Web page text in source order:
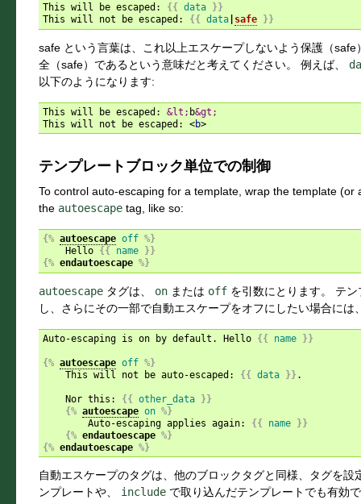
This will be escaped: {{ data
}}
This will not be escaped: {{ data| safe }}
safe という言葉は、これ以上エスケープしないよう保護（
全（safe）であるという意味だと考えてください。 例えば、
以下のようになります:
This will be escaped: &lt; b&gt;
This will not be escaped: <b>
テンプレートブロック単位での制御
To control auto-escaping for a template, wrap the template
the autoescape tag, like so:
{% autoescape off %}
    Hello
{{ name
}}
{% endautoescape %}
autoescape タグは、 on または off を引数にとります。 テ
し、さらにその一部で自動エスケープをオフにしたい場合には
Auto-escaping is on by default. Hello {{ name }}
{% autoescape off %}
    This will not be auto-escaped:
{{ data }} .
    Nor this:
{{ other_data }}
{% autoescape on %}
        Auto-escaping applies again:
{{ name }}
{% endautoescape %}
{% endautoescape %}
自動エスケープのタグは、他のブロックタグと同様、タグを
ンプレートや、 include で取り込んだテンプレートでも有効